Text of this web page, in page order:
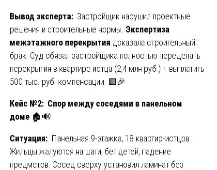
Вывод эксперта: Застройщик нарушил проектные
решения и строительные нормы. Экспертиза
межэтажного перекрытия доказала строительный
брак. Суд обязал застройщика полностью переделать
перекрытия в квартире истца (2,4 млн руб.) + выплатить
500 тыс. руб. компенсации. 🟩🎉
Кейс №2: Спор между соседями в панельном
доме 🏚️🔊
Ситуация: Панельная 9-этажка, 18 квартир-истцов.
Жильцы жалуются на шаги, бег детей, падение
предметов. Сосед сверху установил ламинат без